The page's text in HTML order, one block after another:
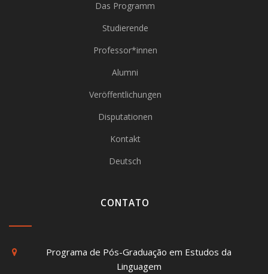
Das Programm
Studierende
Professor*innen
Alumni
Veröffentlichungen
Disputationen
Kontakt
Deutsch
CONTATO
Programa de Pós-Graduação em Estudos da
Linguagem